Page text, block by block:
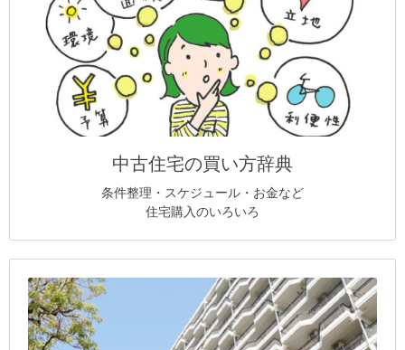
中古住宅の買い方辞典
条件整理・スケジュール・お金など
住宅購入のいろいろ